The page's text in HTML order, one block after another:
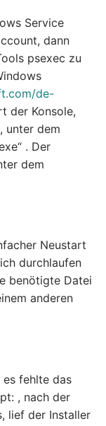
Service
dann
psexec zu
de-
der Konsole,
unter dem
. Der
dem
Neustart
durchlaufen
benötigte Datei
anderen
fehlte das
, nach der
lief der Installer